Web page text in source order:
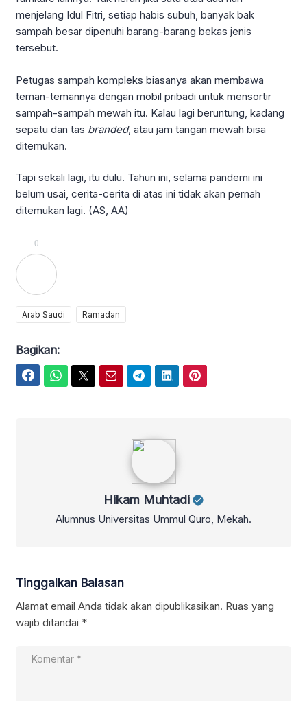
menjelang Idul Fitri, setiap habis subuh, banyak bak
sampah besar dipenuhi barang-barang bekas jenis
tersebut.
Petugas sampah kompleks biasanya akan membawa
teman-temannya dengan mobil pribadi untuk mensortir
sampah-sampah mewah itu. Kalau lagi beruntung, kadang
sepatu dan tas branded, atau jam tangan mewah bisa
ditemukan.
Tapi sekali lagi, itu dulu. Tahun ini, selama pandemi ini
belum usai, cerita-cerita di atas ini tidak akan pernah
ditemukan lagi. (AS, AA)
0
Arab Saudi Ramadan
Bagikan:
Hikam Muhtadi
Alumnus Universitas Ummul Quro, Mekah.
Tinggalkan Balasan
Alamat email Anda tidak akan dipublikasikan. Ruas yang
wajib ditandai *